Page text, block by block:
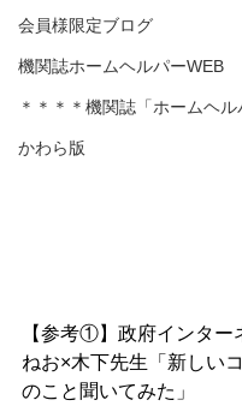
会員様限定ブログ
機関誌ホームヘルパーWEB
＊＊＊＊機関誌「ホームヘ
かわら版
【参考①】政府インター
ねお×木下先生「新しい
のこと聞いてみた」